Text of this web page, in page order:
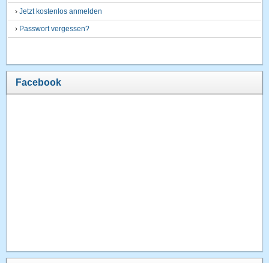
›Jetzt kostenlos anmelden
› Passwort vergessen?
Facebook